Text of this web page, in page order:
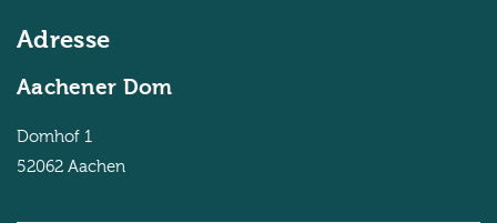
Adresse
Aachener Dom
Domhof 1
52062 Aachen